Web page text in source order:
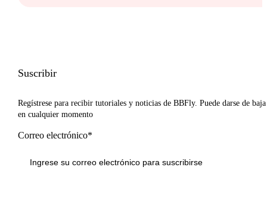
Suscribir
Regístrese para recibir tutoriales y noticias de BBFly. Puede darse de baja
en cualquier momento
Correo electrónico*